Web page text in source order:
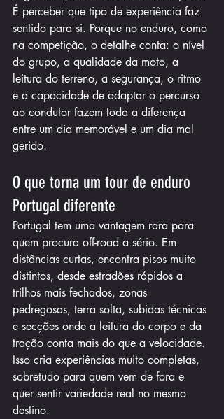
É perceber que tipo de experiência faz
sentido para si. Porque no enduro, como
na competição, o detalhe conta: o nível
do grupo, a qualidade da moto, a
leitura do terreno, a segurança, o ritmo
e a capacidade de adaptar o percurso
ao condutor fazem toda a diferença
entre um dia memorável e um dia mal
gerido.
O que torna um tour de enduro
Portugal diferente
Portugal tem uma vantagem rara para
quem procura off-road a sério. Em
distâncias curtas, encontra pisos muito
distintos, desde estradões rápidos a
trilhos mais fechados, zonas
pedregosas, terra solta, subidas técnicas
e secções onde a leitura do corpo e da
tração conta mais do que a velocidade.
Isso cria experiências muito completas,
sobretudo para quem vem de fora e
quer sentir variedade real no mesmo
destino.